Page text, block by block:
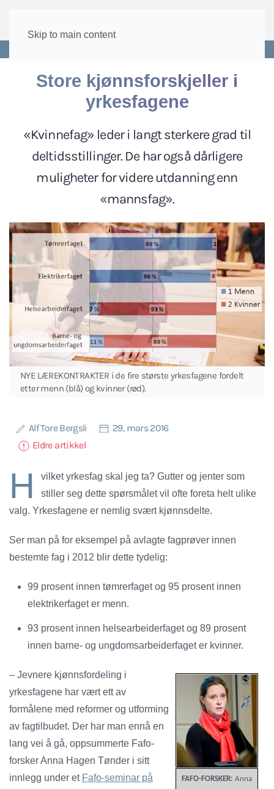
Skip to main content
Store kjønnsforskjeller i
yrkesfagene
«Kvinnefag» leder i langt sterkere grad til
deltidsstillinger. De har også dårligere
muligheter for videre utdanning enn
«mannsfag».
NYE LÆREKONTRAKTER i de fire største yrkesfagene fordelt
etter menn (blå) og kvinner (rød).
Alf Tore Bergsli
29, mars 2016
Eldre artikkel
H
vilket yrkesfag skal jeg ta? Gutter og jenter som
stiller seg dette spørsmålet vil ofte foreta helt ulike
valg. Yrkesfagene er nemlig svært kjønnsdelte.
Ser man på for eksempel på avlagte fagprøver innen
bestemte fag i 2012 blir dette tydelig:
99 prosent innen tømrerfaget og 95 prosent innen
elektrikerfaget er menn.
93 prosent innen helsearbeiderfaget og 89 prosent
innen barne- og ungdomsarbeiderfaget er kvinner.
FAFO-FORSKER: Anna
– Jevnere kjønnsfordeling i
yrkesfagene har vært ett av
formålene med reformer og utforming
av fagtilbudet. Der har man ennå en
lang vei å gå, oppsummerte Fafo-
forsker Anna Hagen Tønder i sitt
innlegg under et Fafo-seminar på